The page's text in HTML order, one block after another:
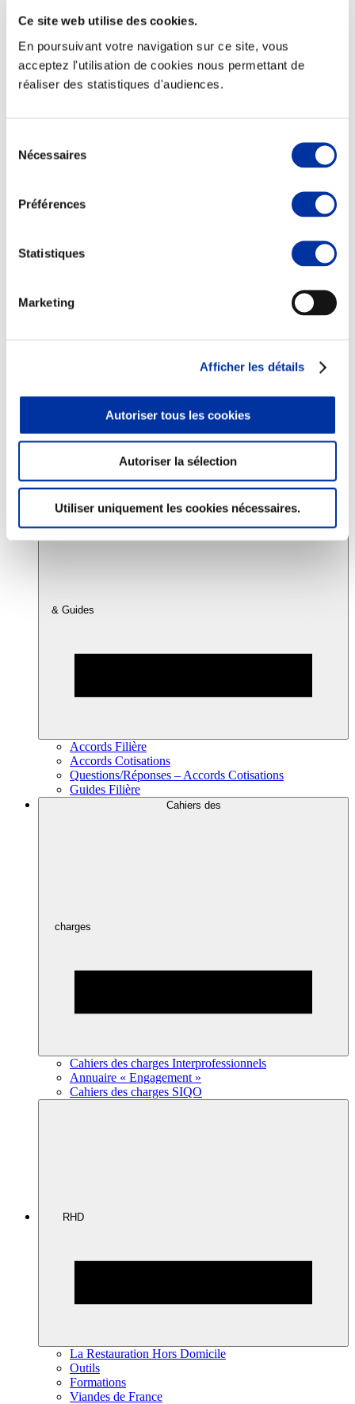
Ce site web utilise des cookies.
En poursuivant votre navigation sur ce site, vous
acceptez l'utilisation de cookies nous permettant de
réaliser des statistiques d'audiences.
Nécessaires
Préférences
Statistiques
Marketing
Afficher les détails
Autoriser tous les cookies
Autoriser la sélection
Utiliser uniquement les cookies nécessaires.
Elevage
Consommation
Sécurité sanitaire
Juste rémunération et attractivité des métiers
Info-veille scientifique
Accords
& Guides
Accords Filière
Accords Cotisations
Questions/Réponses – Accords Cotisations
Guides Filière
Cahiers des
charges
Cahiers des charges Interprofessionnels
Annuaire « Engagement »
Cahiers des charges SIQO
RHD
La Restauration Hors Domicile
Outils
Formations
Viandes de France